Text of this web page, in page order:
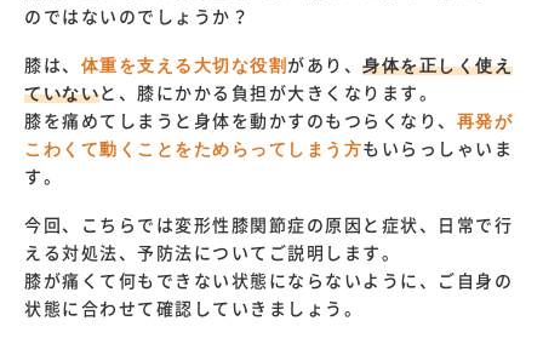
のではないのでしょうか？
膝は、 体重を支える大切な役割 があり、 身体を正しく使え
ていないと、膝にかかる負担が大きくなります。
膝を痛めてしまうと身体を動かすのもつらくなり、 再発が
こわくて動くことをためらってしまう方もいらっしゃいま
す。
今回、こちらでは変形性膝関節症の原因と症状、日常で行
える対処法、予防法についてご説明します。
膝が痛くて何もできない状態にならないように、ご自身の
状態に合わせて確認していきましょう。